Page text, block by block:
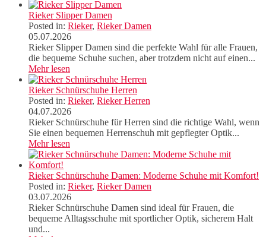
Rieker Slipper Damen
Posted in: Rieker, Rieker Damen
05.07.2026
Rieker Slipper Damen sind die perfekte Wahl für alle Frauen,
die bequeme Schuhe suchen, aber trotzdem nicht auf einen...
Mehr lesen
Rieker Schnürschuhe Herren
Posted in: Rieker, Rieker Herren
04.07.2026
Rieker Schnürschuhe für Herren sind die richtige Wahl, wenn
Sie einen bequemen Herrenschuh mit gepflegter Optik...
Mehr lesen
Rieker Schnürschuhe Damen: Moderne Schuhe mit Komfort!
Posted in: Rieker, Rieker Damen
03.07.2026
Rieker Schnürschuhe Damen sind ideal für Frauen, die
bequeme Alltagsschuhe mit sportlicher Optik, sicherem Halt
und...